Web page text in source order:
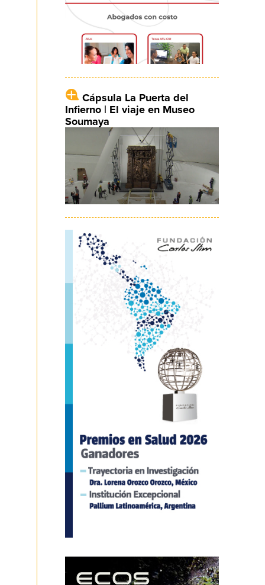
Cápsula La Puerta del
Infierno | El viaje en Museo
Soumaya